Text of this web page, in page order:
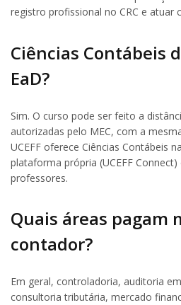
registro profissional no CRC e atuar
Ciências Contábeis
EaD?
Sim. O curso pode ser feito a
autorizadas pelo MEC, com a
UCEFF oferece Ciências Contábeis
plataforma própria (UCEFF
professores.
Quais áreas pagam
contador?
Em geral, controladoria, auditoria
consultoria tributária, mercado